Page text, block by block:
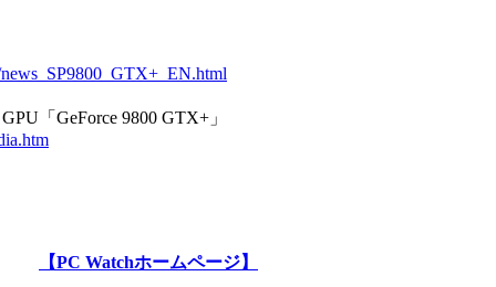
「GeForce 9800 GTX+」
【PC Watchホームページ】